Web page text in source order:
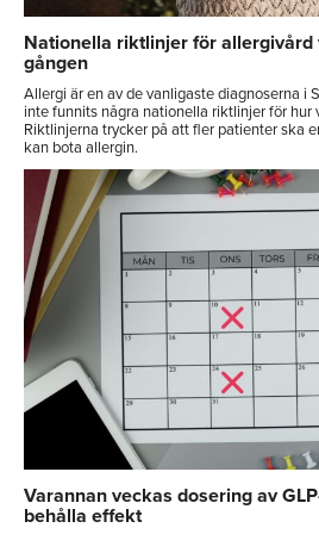
Nationella riktlinjer för
gången
Allergi är en av de vanligaste diagnoserna i
inte funnits några nationella riktlinjer för hur
Riktlinjerna trycker på att fler patienter ska
kan bota allergin.
Varannan veckas dosering av
behålla effekt